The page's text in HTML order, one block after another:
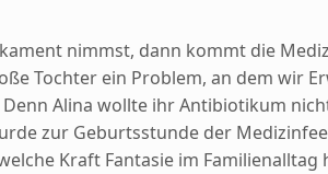
nimmst, dann kommt die
Tochter ein Problem, an dem wir
Alina wollte ihr Antibiotikum
zur Geburtsstunde der
Kraft Fantasie im Familienalltag